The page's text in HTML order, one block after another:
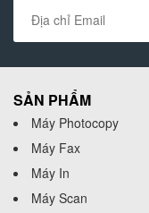
SẢN PHẨM
Máy Photocopy
Máy Fax
Máy In
Máy Scan